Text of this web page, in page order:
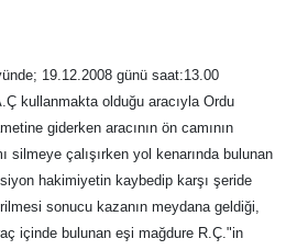
19.12.2008 günü saat:13.00
kullanmakta olduğu aracıyla Ordu
giderken aracının ön camının
silmeye çalışırken yol kenarında bulunan
hakimiyetin kaybedip karşı şeride
sonucu kazanın meydana geldiği,
içinde bulunan eşi mağdure R.Ç."in